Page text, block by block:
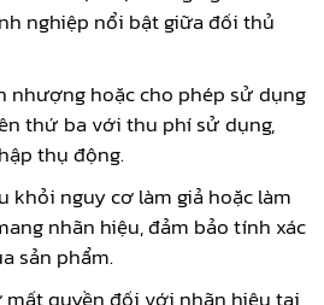
nghiệp nổi bật giữa đối thủ
nhượng hoặc cho phép sử dụng
thứ ba với thu phí sử dụng,
thụ động.
khỏi nguy cơ làm giả hoặc làm
nhãn hiệu, đảm bảo tính xác
sản phẩm.
mất quyền đối với nhãn hiệu tại